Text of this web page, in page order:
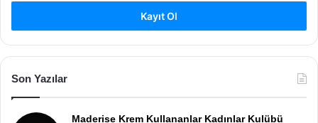
Kayıt Ol
Son Yazılar
Maderise Krem Kullananlar Kadınlar Kulübü